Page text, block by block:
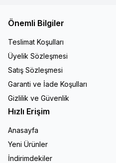
Önemli Bilgiler
Teslimat Koşulları
Üyelik Sözleşmesi
Satış Sözleşmesi
Garanti ve İade Koşulları
Gizlilik ve Güvenlik
Hızlı Erişim
Anasayfa
Yeni Ürünler
İndirimdekiler